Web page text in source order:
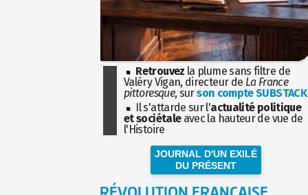
Retrouvez la plume sans filtre de
Valéry Vigan, directeur de La France
pittoresque, surson compte SUBSTACK
Il s'attarde sur l'actualité politique
et sociétaleavec la hauteur de vue de
l'Histoire
JOURNAL D'UN EXILÉ
DU PRÉSENT